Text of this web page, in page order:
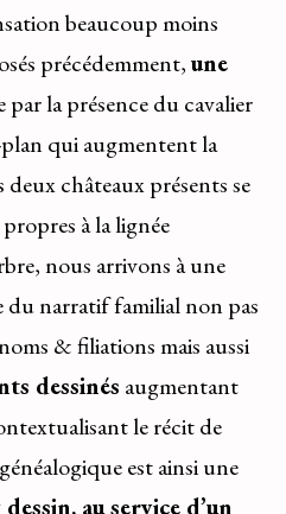
beaucoup moins
précédemment,une
par la présence du cavalier
qui augmentent la
deux châteaux présents se
à la lignée
nous arrivons à une
narratif familial non pas
& filiations mais aussi
dessinés augmentant
le récit de
est ainsi une
au service d’un